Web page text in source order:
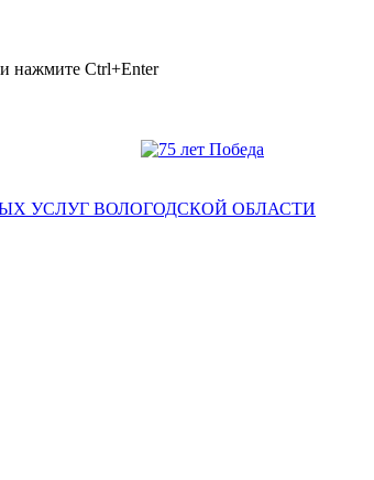
и нажмите Ctrl+Enter